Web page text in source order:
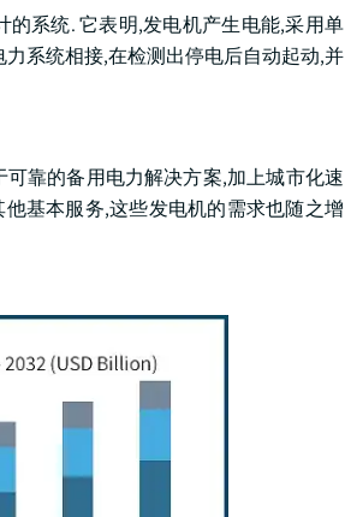
的系统. 它表明,发电机产生电能,采用单
系统相接,在检测出停电后自动起动,并
可靠的备用电力解决方案,加上城市化速
基本服务,这些发电机的需求也随之增